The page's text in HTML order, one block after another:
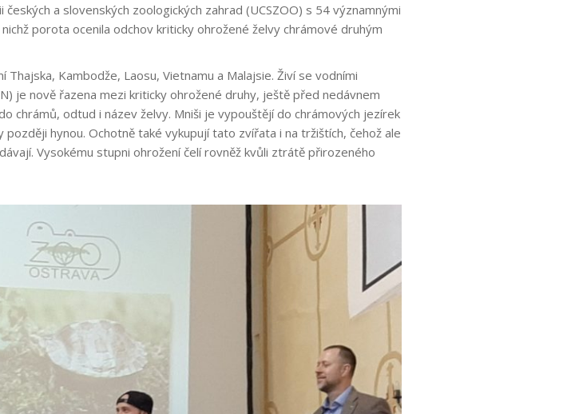
a slovenských zoologických zahrad (UCSZOO) s 54 významnými
nichž porota ocenila odchov kriticky ohrožené želvy chrámové druhým
Thajska, Kambodže, Laosu, Vietnamu a Malajsie. Živí se vodními
je nově řazena mezi kriticky ohrožené druhy, ještě před nedávnem
chrámů, odtud i název želvy. Mniši je vypouštějí do chrámových jezírek
hynou. Ochotně také vykupují tato zvířata i na tržištích, čehož ale
Vysokému stupni ohrožení čelí rovněž kvůli ztrátě přirozeného